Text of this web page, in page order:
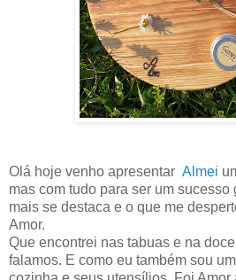
O lá hoje venho apresentar Almei
mas com tudo para ser um
mais se destaca e o que me
Amor.
Que encontrei nas tabuas e na
falamos. E como eu também sou